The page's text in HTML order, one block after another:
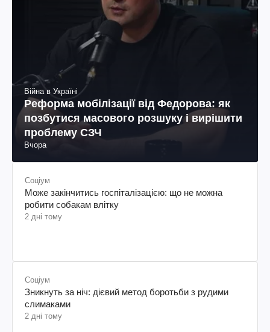
Війна в Україні
Реформа мобілізації від Федорова: як
позбутися масового розшуку і вирішити
проблему СЗЧ
Вчора
Соціум
Може закінчитись госпіталізацією: що не можна
робити собакам влітку
2 дні тому
Соціум
Зникнуть за ніч: дієвий метод боротьби з рудими
слимаками
2 дні тому